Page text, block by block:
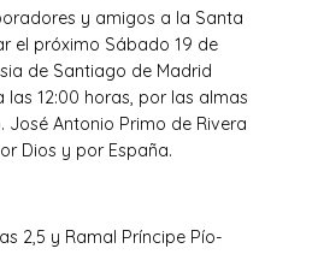
y amigos a la Santa
el próximo Sábado 19 de
de Santiago de Madrid
las 12:00 horas, por las almas
José Antonio Primo de Rivera
Dios y por España.
2,5 y Ramal Príncipe Pío-